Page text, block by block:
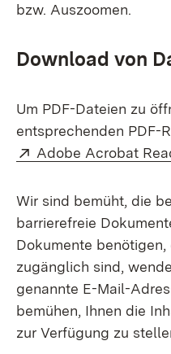
bzw. Auszoomen.
Download von
Um PDF-Dateien zu
entsprechenden PDF-
Extern:
Adobe Acrobat
Wir sind bemüht, die
barrierefreie
Dokumente
zugänglich sind,
genannte E-Mail-
bemühen, Ihnen die
zur Verfügung zu